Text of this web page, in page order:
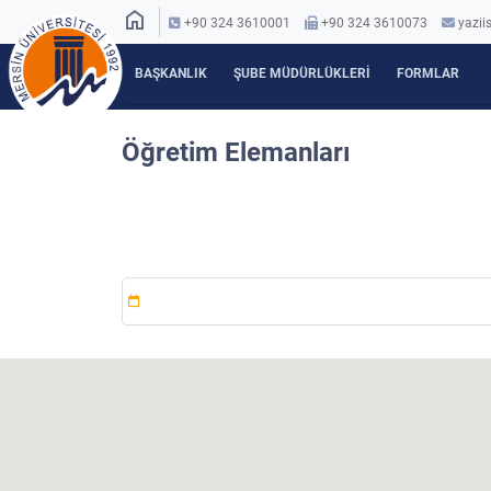
home +90 324 3610001 +90 324 3610073
BAŞKANLIK ŞUBE MÜDÜRLÜKLERİ FORMLAR
Öğretim Elemanları